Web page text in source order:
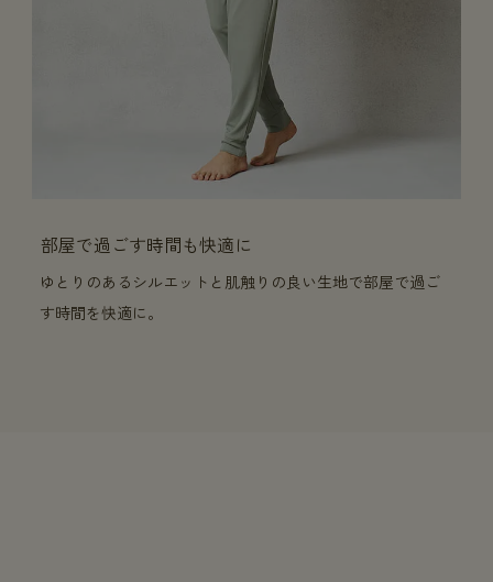
部屋で過ごす時間も快適に
ゆとりのあるシルエットと肌触りの良い生地で部屋で過ご
す時間を快適に。